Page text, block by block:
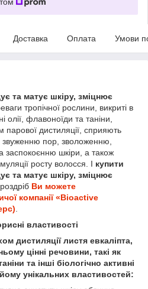
Доставка Оплата Умови
та матує шкіру, зміцнює
тропічної рослини, викриті в
флавоноїди та таніни,
парової дистиляції, сприяють
пор, зволоженню,
шкіри, а також
росту волосся. І купити
та матує шкіру, зміцнює
Ви можете
компанії «Bioactive
властивості
дистиляції листя евкаліпта,
цінні речовини, такі як
та інші біологічно активні
унікальних властивостей: